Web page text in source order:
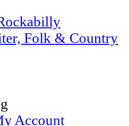
Folk & Country
Account